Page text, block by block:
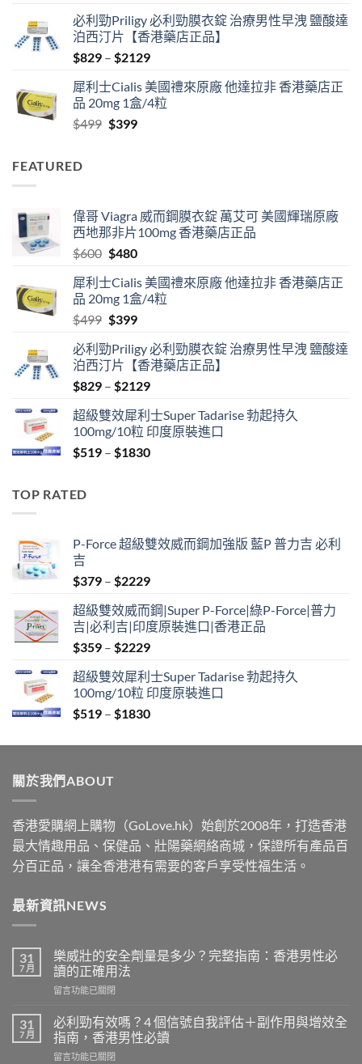
was:
$600.
is:
$480.
必利勁Priligy 必利勁膜衣錠 治療男性早洩 鹽酸達
泊西汀片【香港藥店正品】
$829 – $2129Price
$829
through
犀利士Cialis 美國禮來原廠 他達拉非 香港藥店正
品 20mg 1盒/4粒
$499 Original
$399Current
FEATURED
偉哥 Viagra 威而鋼膜衣錠 萬艾可 美國輝瑞原廠
西地那非片100mg 香港藥店正品
$600 Original
was:
$600.
$480Current
is:
$480.
犀利士Cialis 美國禮來原廠 他達拉非 香港藥店正
品 20mg 1盒/4粒
$499 Original
was:
$499.
$399Current
is:
$399.
必利勁Priligy 必利勁膜衣錠 治療男性早洩 鹽酸達
泊西汀片【香港藥店正品】
$829 – $2129Price
$829
through
$2129
超級雙效犀利士Super Tadarise 勃起持久
100mg/10粒 印度原裝進口
$519 – $1830Price
TOP RATED
P-Force 超級雙效威而鋼加強版 藍P 普力吉 必利
吉
$379 – $2229Price
$379
through
$2229
超級雙效威而鋼|Super P-Force|綠P-Force|普力
吉|必利吉|印度原裝進口|香港正品
$359 – $2229Price
$359
through
$2229
超級雙效犀利士Super Tadarise 勃起持久
100mg/10粒 印度原裝進口
$519 – $1830Price
$519
關於我們ABOUT
香港愛購網上購物（GoLove.hk）始創於2008年，打造香港
最大情趣用品、保健品、壯陽藥網絡商城，保證所有產品百
分百正品，讓全香港港有需要的客戶享受性福生活。
最新資訊NEWS
31
7 月
樂威壯的安全劑量是多少？完整指南：香港男性必
讀的正確用法
在
威
壯
的
安
留言功能已關閉
31
7 月
必利勁有效嗎？4 個信號自我評估＋副作用與增效全
指南，香港男性必讀
在
留言功能已關閉